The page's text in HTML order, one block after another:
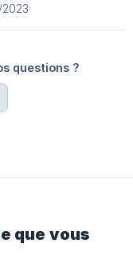
2023
questions ?
que vous